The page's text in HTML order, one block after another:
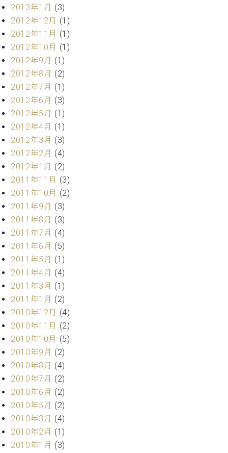
2013年1月 (3)
2012年12月 (1)
2012年11月 (1)
2012年10月 (1)
2012年9月 (1)
2012年8月 (2)
2012年7月 (1)
2012年6月 (3)
2012年5月 (1)
2012年4月 (1)
2012年3月 (3)
2012年2月 (4)
2012年1月 (2)
2011年11月 (3)
2011年10月 (2)
2011年9月 (3)
2011年8月 (3)
2011年7月 (4)
2011年6月 (5)
2011年5月 (1)
2011年4月 (4)
2011年3月 (1)
2011年1月 (2)
2010年12月 (4)
2010年11月 (2)
2010年10月 (5)
2010年9月 (2)
2010年8月 (4)
2010年7月 (2)
2010年6月 (2)
2010年5月 (2)
2010年3月 (4)
2010年2月 (1)
2010年1月 (3)